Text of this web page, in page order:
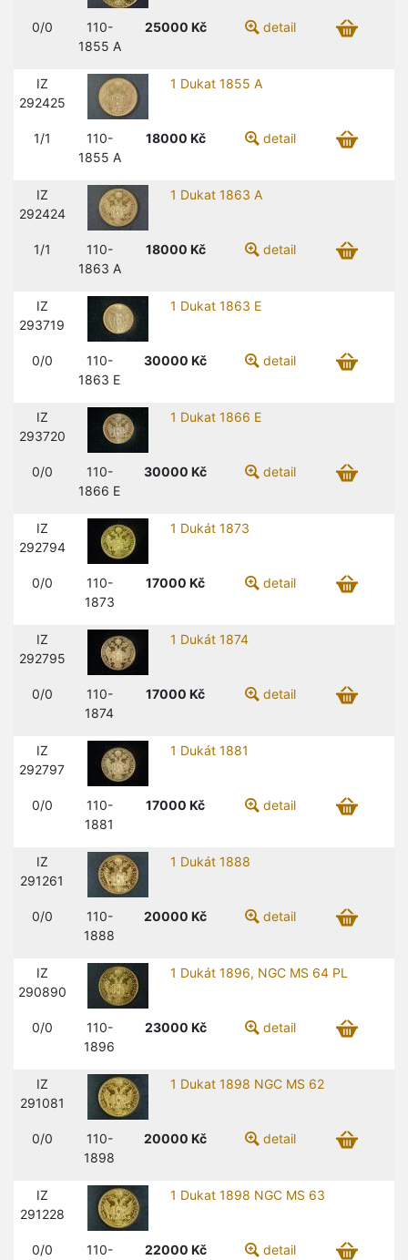
0/0
110-
1855 A
25000 Kč detail
IZ
292425
1 Dukat 1855 A
1/1
110-
1855 A
18000 Kč detail
IZ
292424
1 Dukat 1863 A
1/1
110-
1863 A
18000 Kč detail
IZ
293719
1 Dukat 1863 E
0/0
110-
1863 E
30000 Kč detail
IZ
293720
1 Dukat 1866 E
0/0
110-
1866 E
30000 Kč detail
IZ
292794
1 Dukát 1873
0/0
110-
1873
17000 Kč detail
IZ
292795
1 Dukát 1874
0/0
110-
1874
17000 Kč detail
IZ
292797
1 Dukát 1881
0/0
110-
1881
17000 Kč detail
IZ
291261
1 Dukát 1888
0/0
110-
1888
20000 Kč detail
IZ
290890
1 Dukát 1896, NGC MS 64 PL
0/0
110-
1896
23000 Kč detail
IZ
291081
1 Dukat 1898 NGC MS 62
0/0
110-
1898
20000 Kč detail
IZ
291228
1 Dukat 1898 NGC MS 63
0/0
110-
22000 Kč detail